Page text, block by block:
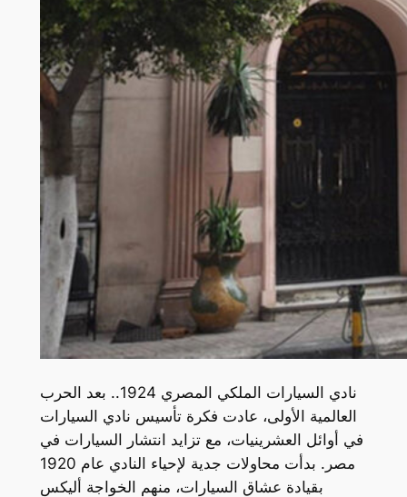
نادي السيارات الملكي المصري 1924.. بعد الحرب
العالمية الأولى، عادت فكرة تأسيس نادي السيارات
في أوائل العشرينيات، مع تزايد انتشار السيارات في
مصر. بدأت محاولات جدية لإحياء النادي عام 1920
بقيادة عشاق السيارات، منهم الخواجة أليكس